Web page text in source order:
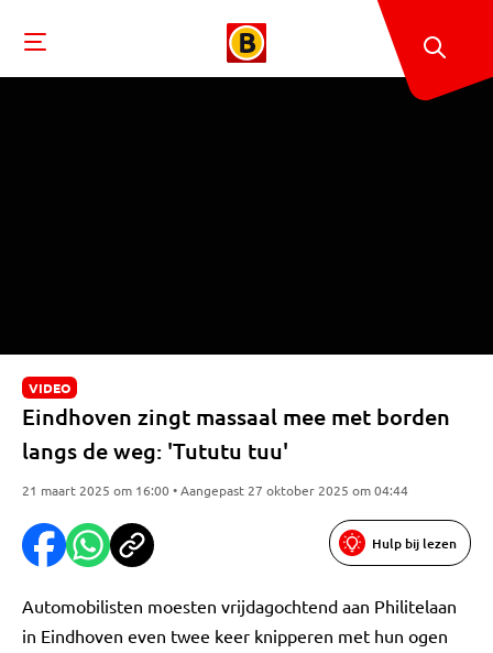
VIDEO
Eindhoven zingt massaal mee met borden
langs de weg: 'Tututu tuu'
21 maart 2025 om 16:00 • Aangepast 27 oktober 2025 om 04:44
Hulp bij lezen
Automobilisten moesten vrijdagochtend aan Philitelaan
in Eindhoven even twee keer knipperen met hun ogen